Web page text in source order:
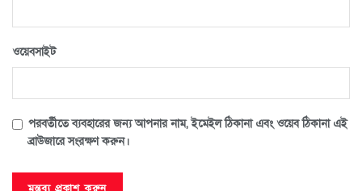
ওয়েবসাইট
পরবর্তীতে ব্যবহারের জন্য আপনার নাম, ইমেইল ঠিকানা এবং ওয়েব ঠিকানা এই
ব্রাউজারে সংরক্ষণ করুন।